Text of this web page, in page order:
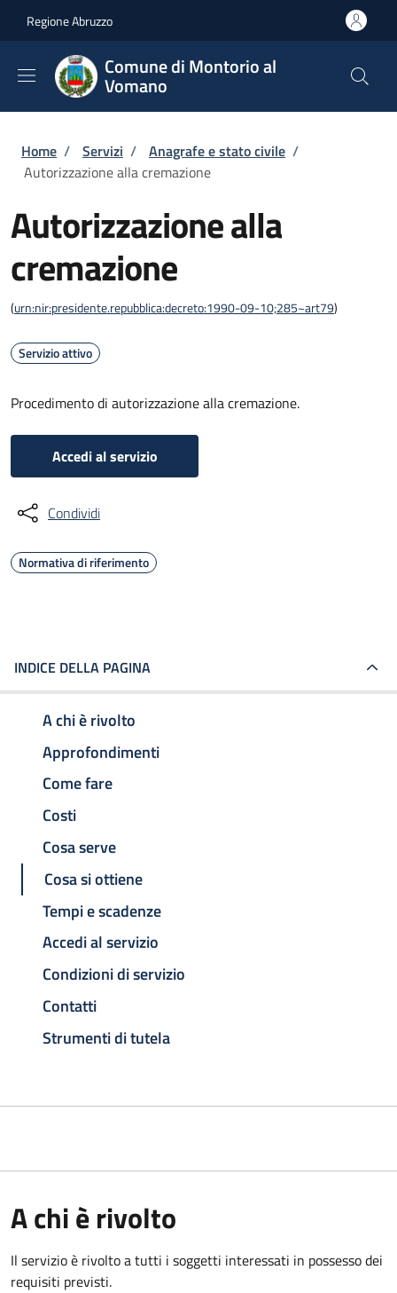
Regione Abruzzo
Comune di Montorio al
Vomano
Briciole di pane
Home / Servizi / Anagrafe e stato civile /
Autorizzazione alla cremazione
Autorizzazione alla
cremazione
(urn:nir:presidente.repubblica:decreto:1990-09-10;285~art79)
Servizio attivo
Procedimento di autorizzazione alla cremazione.
Accedi al servizio
Condividi
Normativa di riferimento
INDICE DELLA PAGINA
A chi è rivolto
Approfondimenti
Come fare
Costi
Cosa serve
Cosa si ottiene
Tempi e scadenze
Accedi al servizio
Condizioni di servizio
Contatti
Strumenti di tutela
A chi è rivolto
Il servizio è rivolto a tutti i soggetti interessati in possesso dei
requisiti previsti.